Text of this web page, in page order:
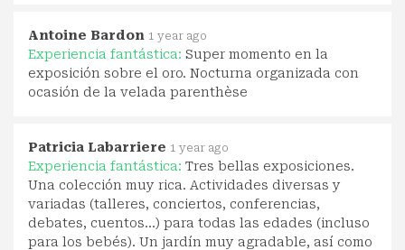
Antoine Bardon 1 year ago
Experiencia fantástica: Super momento en la
exposición sobre el oro. Nocturna organizada con
ocasión de la velada parenthèse
Patricia Labarriere 1 year ago
Experiencia fantástica: Tres bellas exposiciones.
Una colección muy rica. Actividades diversas y
variadas (talleres, conciertos, conferencias,
debates, cuentos...) para todas las edades (incluso
para los bebés). Un jardín muy agradable, así como